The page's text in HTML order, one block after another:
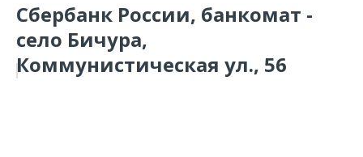
Сбербанк России, банкомат -
село Бичура,
Коммунистическая ул., 56